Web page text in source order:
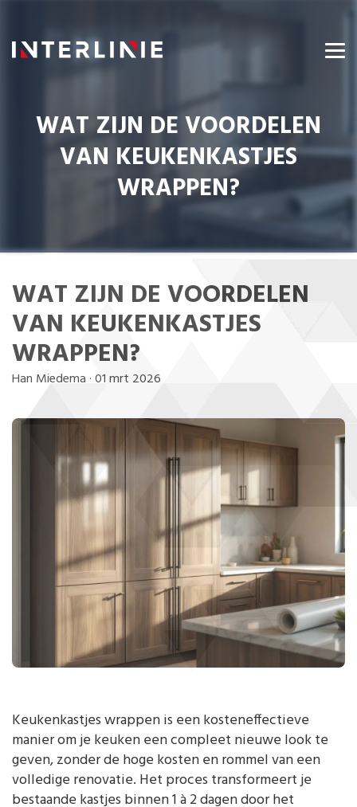
WAT ZIJN DE VOORDELEN
VAN KEUKENKASTJES
WRAPPEN?
WAT ZIJN DE VOORDELEN
VAN KEUKENKASTJES
WRAPPEN?
Han Miedema ·01 mrt 2026
Keukenkastjes wrappen is een kosteneffectieve
manier om je keuken een compleet nieuwe look te
geven, zonder de hoge kosten en rommel van een
volledige renovatie. Het proces transformeert je
bestaande kastjes binnen 1 à 2 dagen door het